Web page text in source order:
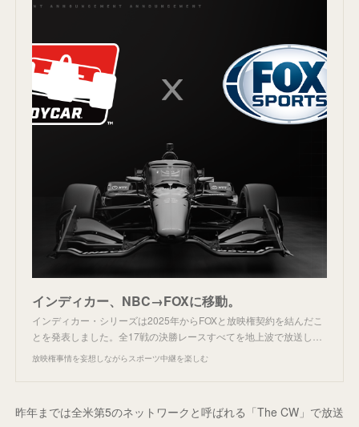
インディカー、NBC→FOXに移動。
インディカー・シリーズは2025年からFOXと放映権契約を結んだこ
とを発表しました。全17戦の決勝レースすべてを地上波で放送し…
放映権事情を妄想しながらスポーツ中継を楽しむ
昨年までは全米第5のネットワークと呼ばれる「The CW」で放送